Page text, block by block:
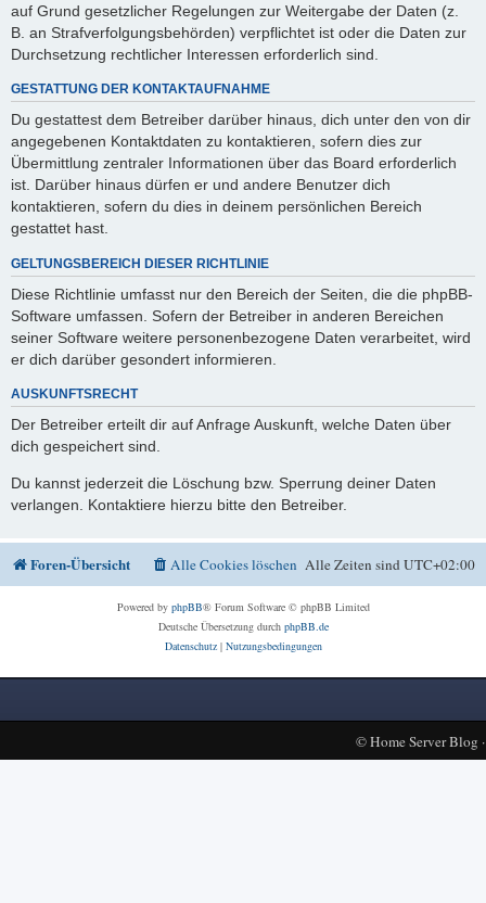
auf Grund gesetzlicher Regelungen zur Weitergabe der Daten (z.
B. an Strafverfolgungsbehörden) verpflichtet ist oder die Daten zur
Durchsetzung rechtlicher Interessen erforderlich sind.
GESTATTUNG DER KONTAKTAUFNAHME
Du gestattest dem Betreiber darüber hinaus, dich unter den von dir
angegebenen Kontaktdaten zu kontaktieren, sofern dies zur
Übermittlung zentraler Informationen über das Board erforderlich
ist. Darüber hinaus dürfen er und andere Benutzer dich
kontaktieren, sofern du dies in deinem persönlichen Bereich
gestattet hast.
GELTUNGSBEREICH DIESER RICHTLINIE
Diese Richtlinie umfasst nur den Bereich der Seiten, die die phpBB-
Software umfassen. Sofern der Betreiber in anderen Bereichen
seiner Software weitere personenbezogene Daten verarbeitet, wird
er dich darüber gesondert informieren.
AUSKUNFTSRECHT
Der Betreiber erteilt dir auf Anfrage Auskunft, welche Daten über
dich gespeichert sind.
Du kannst jederzeit die Löschung bzw. Sperrung deiner Daten
verlangen. Kontaktiere hierzu bitte den Betreiber.
Foren-Übersicht Alle Zeiten sindUTC+02:00
Alle Cookies löschen
Powered by phpBB® Forum Software © phpBB Limited
Deutsche Übersetzung durch phpBB.de
Datenschutz| Nutzungsbedingungen
©Home Server Blog